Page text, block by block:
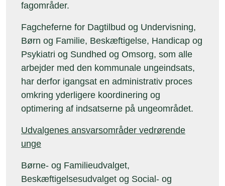
fagområder.
Fagcheferne for Dagtilbud og Undervisning,
Børn og Familie, Beskæftigelse, Handicap og
Psykiatri og Sundhed og Omsorg, som alle
arbejder med den kommunale ungeindsats,
har derfor igangsat en administrativ proces
omkring yderligere koordinering og
optimering af indsatserne på ungeområdet.
Udvalgenes ansvarsområder vedrørende
unge
Børne- og Familieudvalget,
Beskæftigelsesudvalget og Social- og